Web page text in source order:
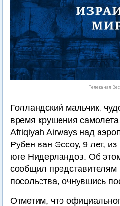
Телеканал
Голландский мальчик,
время крушения
Afriqiyah Airways над
Рубен ван Эссоу, 9 лет,
юге Нидерландов. Об
сообщил представителям
посольства, очнувшись
Отметим, что